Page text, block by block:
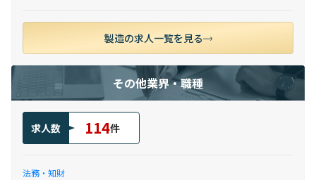
製造の求人一覧を見る
その他業界・職種
求人数 114件
法務・知財